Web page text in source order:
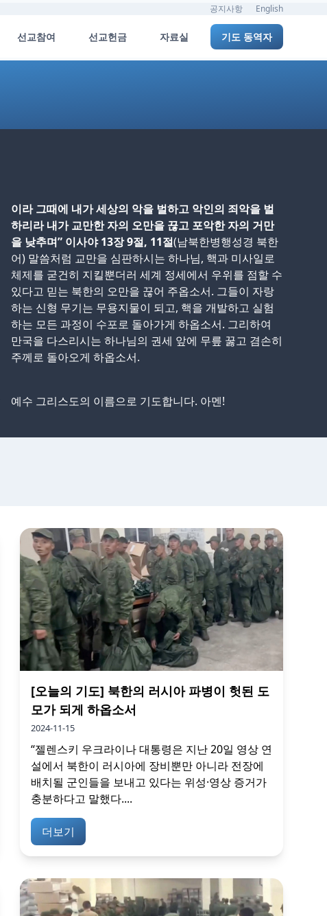
공지사항 English
선교참여 선교헌금 자료실 기도 동역자
이라 그때에 내가 세상의 악을 벌하고 악인의 죄악을 벌
하리라 내가 교만한 자의 오만을 끊고 포악한 자의 거만
을 낮추며” 이사야 13장 9절, 11절(남북한병행성경 북한
어) 말씀처럼 교만을 심판하시는 하나님, 핵과 미사일로
체제를 굳건히 지킬뿐더러 세계 정세에서 우위를 점할 수
있다고 믿는 북한의 오만을 끊어 주옵소서. 그들이 자랑
하는 신형 무기는 무용지물이 되고, 핵을 개발하고 실험
하는 모든 과정이 수포로 돌아가게 하옵소서. 그리하여
만국을 다스리시는 하나님의 권세 앞에 무릎 꿇고 겸손히
주께로 돌아오게 하옵소서.
예수 그리스도의 이름으로 기도합니다. 아멘!
[오늘의 기도] 북한의 러시아 파병이 헛된 도
모가 되게 하옵소서
2024-11-15
“젤렌스키 우크라이나 대통령은 지난 20일 영상 연
설에서 북한이 러시아에 장비뿐만 아니라 전장에
배치될 군인들을 보내고 있다는 위성·영상 증거가
충분하다고 말했다....
더보기